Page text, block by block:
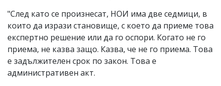
"След като се произнесат, НОИ има две седмици, в
които да изрази становище, с което да приеме това
експертно решение или да го оспори. Когато не го
приема, не казва защо. Казва, че не го приема. Това
е задължителен срок по закон. Това е
административен акт.